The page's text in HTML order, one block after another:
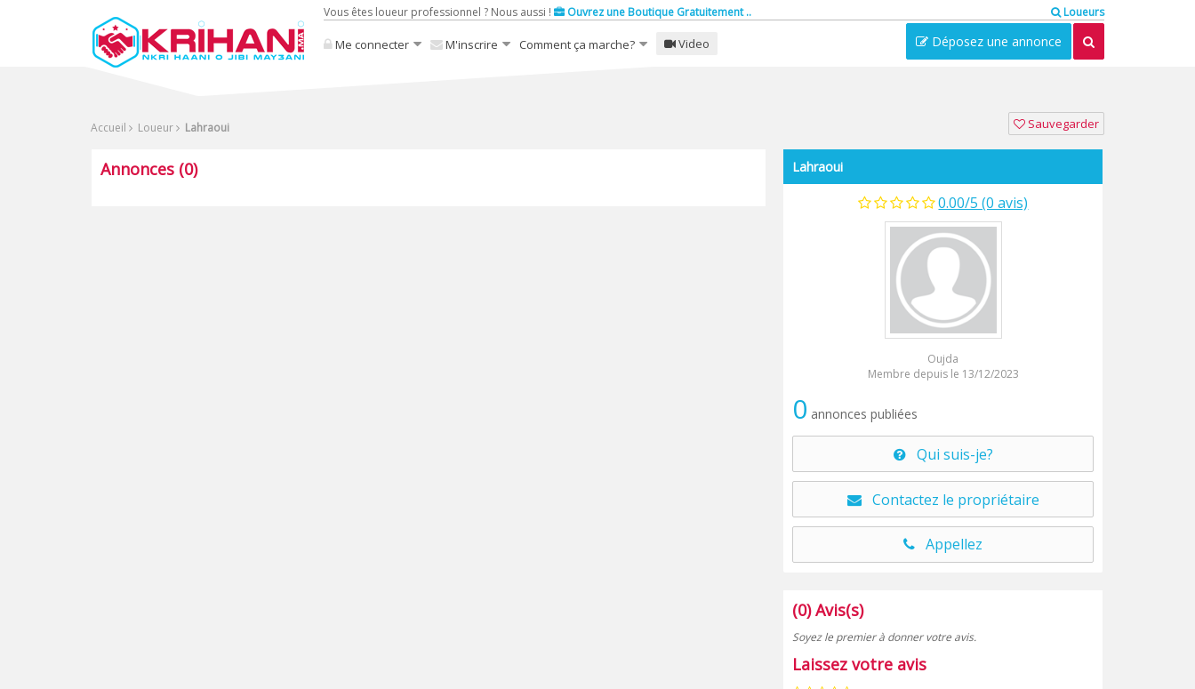
Vous êtes loueur professionnel ? Nous aussi ! Ouvrez une Boutique Gratuitement .. Loueurs
Me connecter M'inscrire Comment ça marche? Video Déposez une annonce
Accueil Loueur Lahraoui Sauvegarder
Annonces (0) Lahraoui
0.00/5 (0 avis)
Oujda
Membre depuis le 13/12/2023
0 annonces publiées
Qui suis-je?
Contactez le propriétaire
Appellez
(0) Avis(s)
Soyez le premier à donner votre avis.
Laissez votre avis